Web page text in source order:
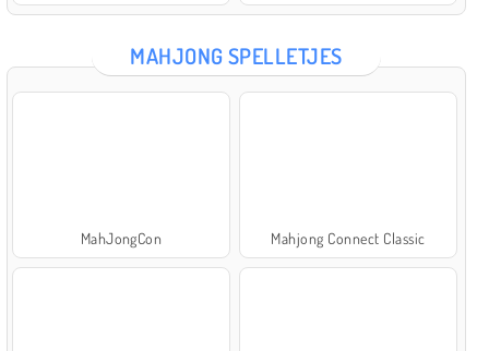
MAHJONG SPELLETJES
MahJongCon Mahjong Connect Classic